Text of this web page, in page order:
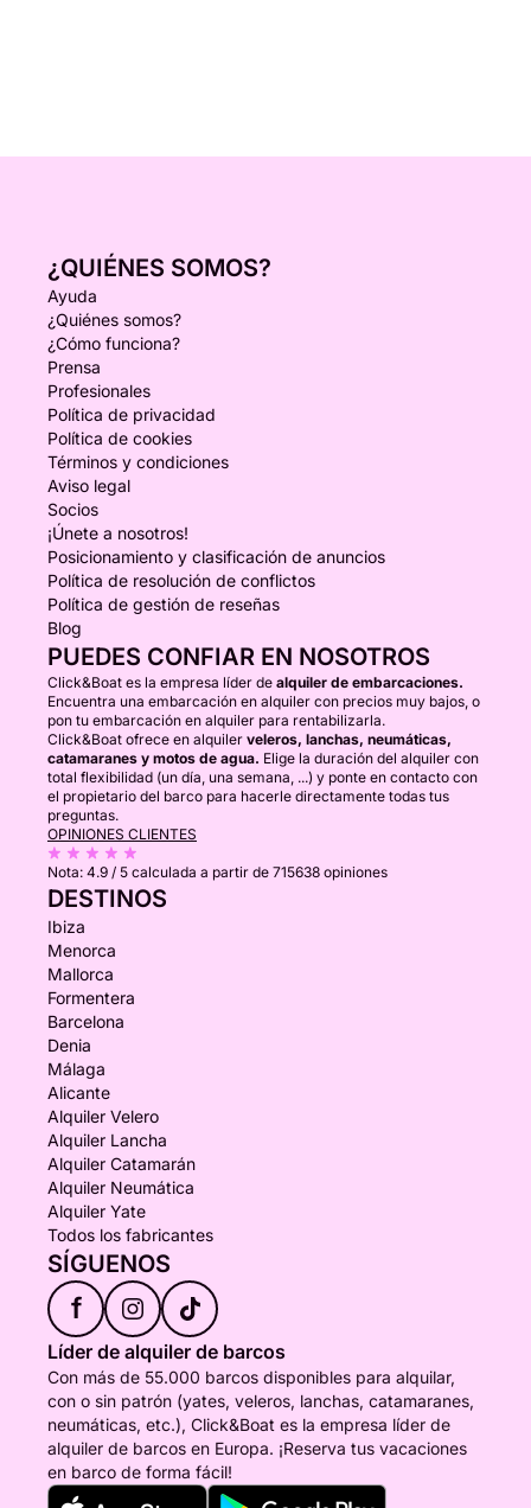
¿QUIÉNES SOMOS?
Ayuda
¿Quiénes somos?
¿Cómo funciona?
Prensa
Profesionales
Política de privacidad
Política de cookies
Términos y condiciones
Aviso legal
Socios
¡Únete a nosotros!
Posicionamiento y clasificación de anuncios
Política de resolución de conflictos
Política de gestión de reseñas
Blog
PUEDES CONFIAR EN NOSOTROS
Click&Boat es la empresa líder de alquiler de embarcaciones.
Encuentra una embarcación en alquiler con precios muy bajos, o
pon tu embarcación en alquiler para rentabilizarla.
Click&Boat ofrece en alquiler veleros, lanchas, neumáticas,
catamaranes y motos de agua. Elige la duración del alquiler con
total flexibilidad (un día, una semana, ...) y ponte en contacto con
el propietario del barco para hacerle directamente todas tus
preguntas.
OPINIONES CLIENTES
Nota: 4.9 / 5 calculada a partir de 715638 opiniones
DESTINOS
Ibiza
Menorca
Mallorca
Formentera
Barcelona
Denia
Málaga
Alicante
Alquiler Velero
Alquiler Lancha
Alquiler Catamarán
Alquiler Neumática
Alquiler Yate
Todos los fabricantes
SÍGUENOS
f
Líder de alquiler de barcos
Con más de 55.000 barcos disponibles para alquilar,
con o sin patrón (yates, veleros, lanchas, catamaranes,
neumáticas, etc.), Click&Boat es la empresa líder de
alquiler de barcos en Europa. ¡Reserva tus vacaciones
en barco de forma fácil!